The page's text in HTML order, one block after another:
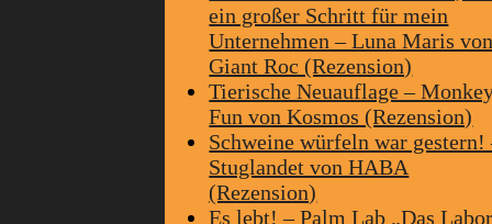
ein großer Schritt für mein
Unternehmen – Luna Maris von
Giant Roc (Rezension)
Tierische Neuauflage –
Fun von Kosmos (Rezension)
Schweine würfeln war gestern!
Stuglandet von HABA
(Rezension)
Es lebt! – Palm Lab „Das Labor